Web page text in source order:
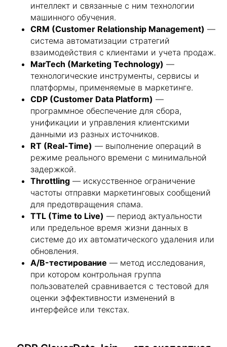
интеллект и связанные с ним технологии
машинного обучения.
CRM (Customer Relationship Management) —
система автоматизации стратегий
взаимодействия с клиентами и учета продаж.
MarTech (Marketing Technology) —
технологические инструменты, сервисы и
платформы, применяемые в маркетинге.
CDP (Customer Data Platform) —
программное обеспечение для сбора,
унификации и управления клиентскими
данными из разных источников.
RT (Real-Time) — выполнение операций в
режиме реального времени с минимальной
задержкой.
Throttling — искусственное ограничение
частоты отправки маркетинговых сообщений
для предотвращения спама.
TTL (Time to Live) — период актуальности
или предельное время жизни данных в
системе до их автоматического удаления или
обновления.
A/B-тестирование — метод исследования,
при котором контрольная группа
пользователей сравнивается с тестовой для
оценки эффективности изменений в
интерфейсе или текстах.